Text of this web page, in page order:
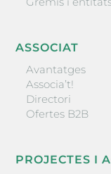
ASSOCIAT
Avantatges
Associa’t!
Directori
Ofertes B2B
PROJECTES I